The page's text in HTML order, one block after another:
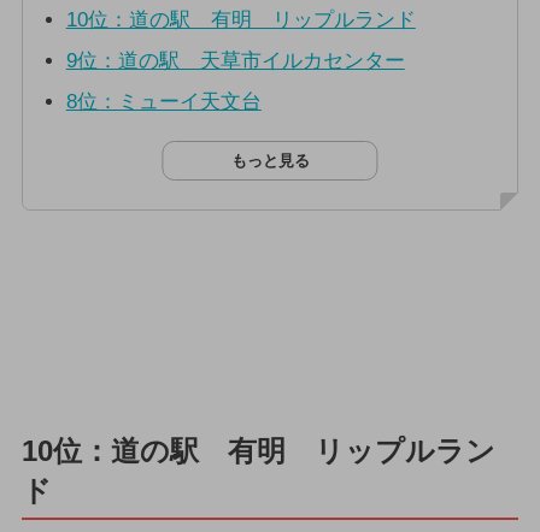
10位：道の駅 有明 リップルランド
9位：道の駅 天草市イルカセンター
8位：ミューイ天文台
もっと見る
10位：道の駅 有明 リップルラン
ド